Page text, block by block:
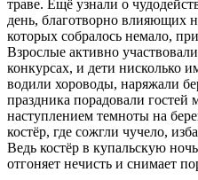
траве. Ещё узнали о
день, благотворно влияющих
которых собралось немало,
Взрослые активно
конкурсах, и дети нисколько
водили хороводы, наряжали
праздника порадовали
наступлением темноты на
костёр, где сожгли чучело,
Ведь костёр в купальскую
отгоняет нечисть и снимает